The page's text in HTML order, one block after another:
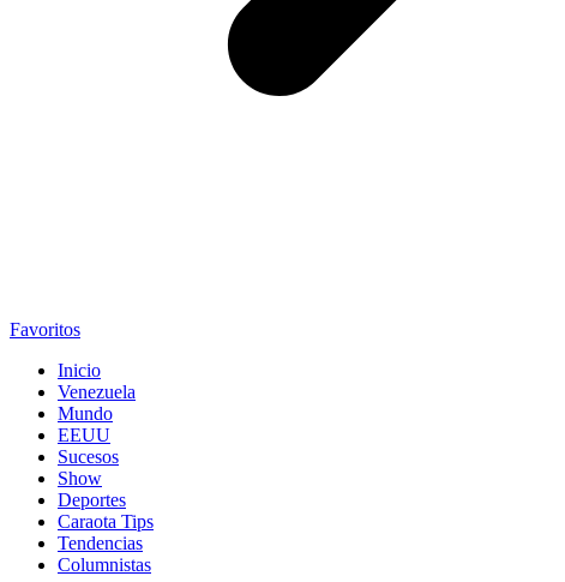
Favoritos
Inicio
Venezuela
Mundo
EEUU
Sucesos
Show
Deportes
Caraota Tips
Tendencias
Columnistas